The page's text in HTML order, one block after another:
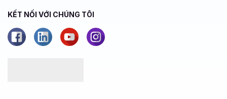
KẾT NỐI VỚI CHÚNG TÔI